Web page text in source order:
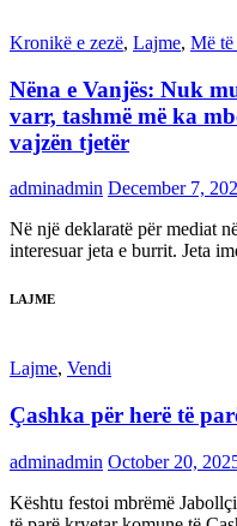
Kronikë e zezë, Lajme, Më
Nëna e Vanjës: Nuk
varr, tashmë më ka
vajzën tjetër
adminadmin December 7,
Në një deklaratë për mediat
interesuar jeta e burrit. Jeta
LAJME
Lajme, Vendi
Çashka për herë të
adminadmin October 20,
Kështu festoi mbrëmë